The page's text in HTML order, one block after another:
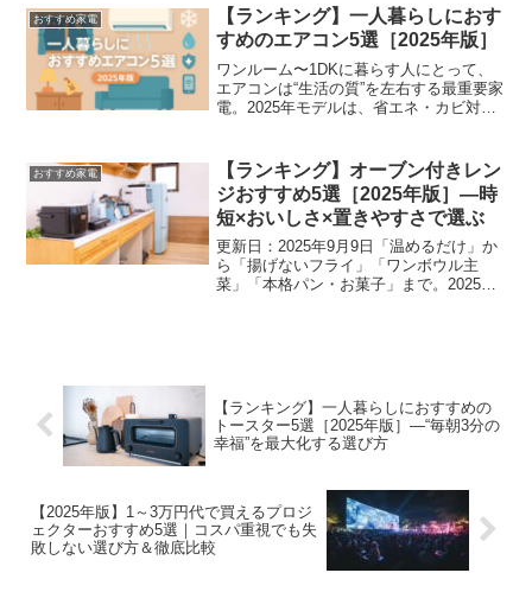
ム。しかし、家電量販店や通販サイトを
見てみると「3合炊き」...
おすすめ家電
【ランキング】一人暮らしにおす
すめのエアコン5選［2025年版］
ワンルーム〜1DKに暮らす人にとって、
エアコンは“生活の質”を左右する最重要家
電。2025年モデルは、省エネ・カビ対
（冷房能力2.2kW帯）」を基準に、価
格・機能・使...
おすすめ家電
【ランキング】オーブン付きレン
ジおすすめ5選［2025年版］—時
短×おいしさ×置きやすさで選ぶ
更新日：2025年9月9日「温めるだけ」か
ら「揚げないフライ」「ワンボウル主
菜」「本格パン・お菓子」まで。2025年
【ランキング】一人暮らしにおすすめの
トースター5選［2025年版］—“毎朝3分の
幸福”を最大化する選び方
【2025年版】1～3万円代で買えるプロジ
ェクターおすすめ5選｜コスパ重視でも失
敗しない選び方＆徹底比較